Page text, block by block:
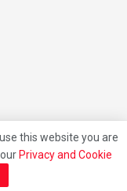
Us
this website you are
Privacy and Cookie